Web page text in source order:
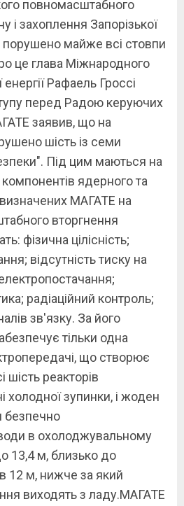
повномасштабного
і захоплення Запорізької
порушено майже всі стовпи
це глава Міжнародного
Рафаель Гроссі
перед Радою керуючих
заявив, що на
шість із семи
Під цим маються на
ядерного та
визначених МАГАТЕ на
вторгнення
фізична цілісність;
відсутність тиску на
радіаційний контроль;
зв'язку. За його
тільки одна
що створює
шість реакторів
холодної зупинки, і жоден
безпечно
в охолоджувальному
13,4 м, близько до
12 м, нижче за який
виходять з ладу.МАГАТЕ